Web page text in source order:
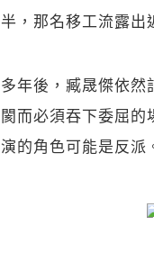
半，那名移工流露出
多年後，臧晟傑依
閡而必須吞下委屈
演的角色可能是反派